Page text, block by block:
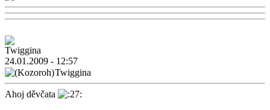
24.01.2009 - 12:57
Twiggina
Ahoj děvčata